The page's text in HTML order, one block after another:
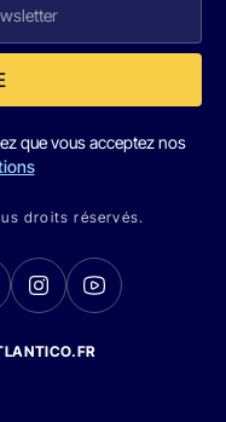
que vous acceptez nos
droits réservés.